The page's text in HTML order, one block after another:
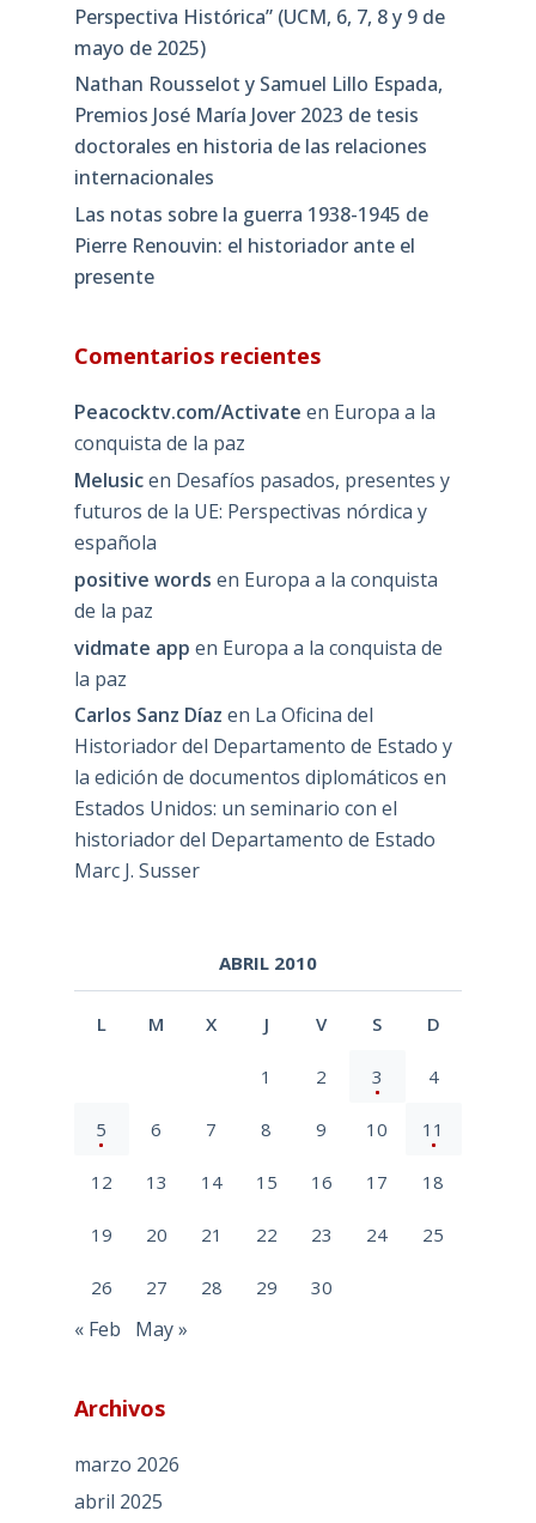
Perspectiva Histórica” (UCM, 6, 7, 8 y 9 de
mayo de 2025)
Nathan Rousselot y Samuel Lillo Espada,
Premios José María Jover 2023 de tesis
doctorales en historia de las relaciones
internacionales
Las notas sobre la guerra 1938-1945 de
Pierre Renouvin: el historiador ante el
presente
Comentarios recientes
Peacocktv.com/Activate en Europa a la
conquista de la paz
Melusicen Desafíos pasados, presentes y
futuros de la UE: Perspectivas nórdica y
española
positive words en Europa a la conquista
de la paz
vidmate app en Europa a la conquista de
la paz
Carlos Sanz Díaz en La Oficina del
Historiador del Departamento de Estado y
la edición de documentos diplomáticos en
Estados Unidos: un seminario con el
historiador del Departamento de Estado
Marc J. Susser
ABRIL 2010
L M X J V S D
1 2 3 4
5 6 7 8 9 10 11
12 13 14 15 16 17 18
19 20 21 22 23 24 25
26 27 28 29 30
« Feb May »
Archivos
marzo 2026
abril 2025